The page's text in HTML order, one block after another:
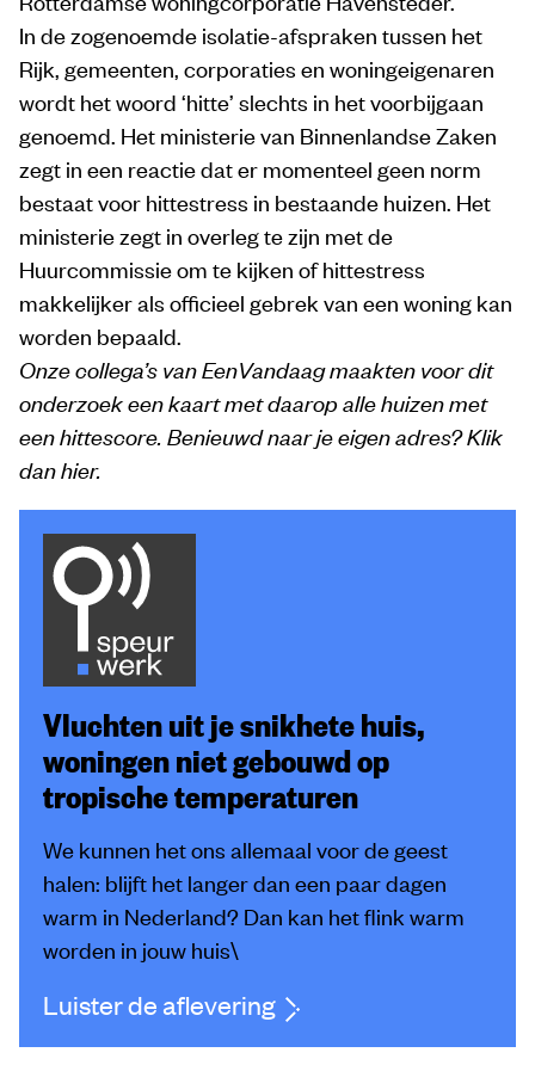
In de zogenoemde isolatie-afspraken tussen het
Rijk, gemeenten, corporaties en woningeigenaren
wordt het woord ‘hitte’ slechts in het voorbijgaan
genoemd. Het ministerie van Binnenlandse Zaken
zegt in een reactie dat er momenteel geen norm
bestaat voor hittestress in bestaande huizen. Het
ministerie zegt in overleg te zijn met de
Huurcommissie om te kijken of hittestress
makkelijker als officieel gebrek van een woning kan
worden bepaald.
Onze collega’s van EenVandaag maakten voor dit
onderzoek een kaart met daarop alle huizen met
een hittescore. Benieuwd naar je eigen adres? Klik
danhier.
Vluchten uit je snikhete huis,
woningen niet gebouwd op
tropische temperaturen
We kunnen het ons allemaal voor de geest
halen: blijft het langer dan een paar dagen
warm in Nederland? Dan kan het flink warm
worden in jouw huis\
Luister de aflevering